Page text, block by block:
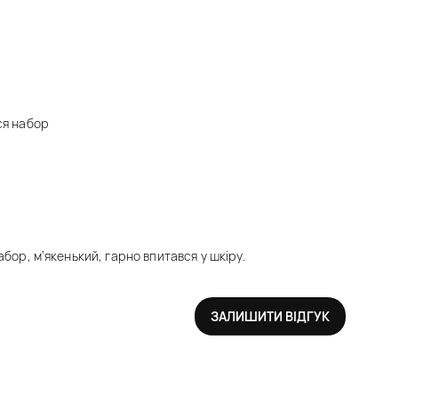
набор
м’якенький, гарно впитався у шкіру.
ЗАЛИШИТИ ВІДГУК